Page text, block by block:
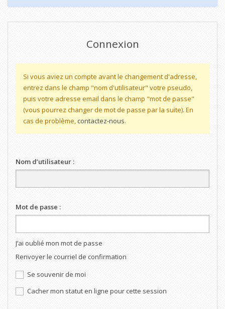
Connexion
Si vous aviez un compte avant le changement d'adresse,
entrez dans le champ "nom d'utilisateur" votre pseudo,
puis votre adresse email dans le champ "mot de passe"
(vous pourrez changer de mot de passe par la suite). En
cas de problème, contactez-nous.
Nom d’utilisateur :
Mot de passe :
J’ai oublié mon mot de passe
Renvoyer le courriel de confirmation
Se souvenir de moi
Cacher mon statut en ligne pour cette session